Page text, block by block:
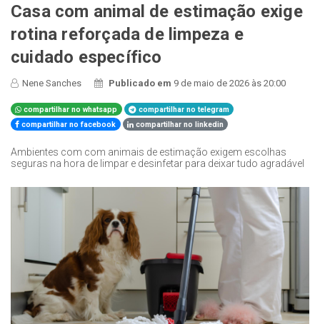
Casa com animal de estimação exige
rotina reforçada de limpeza e
cuidado específico
Nene Sanches Publicado em 9 de maio de 2026 às 20:00
compartilhar no whatsapp
compartilhar no telegram
compartilhar no facebook
compartilhar no linkedin
Ambientes com com animais de estimação exigem escolhas
seguras na hora de limpar e desinfetar para deixar tudo agradável